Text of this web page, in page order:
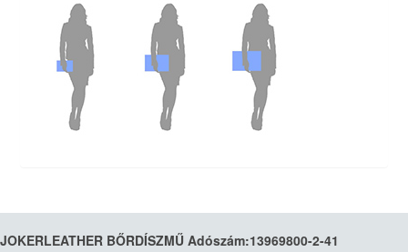
JOKERLEATHER BŐRDÍSZMŰ Adószám:13969800-2-41